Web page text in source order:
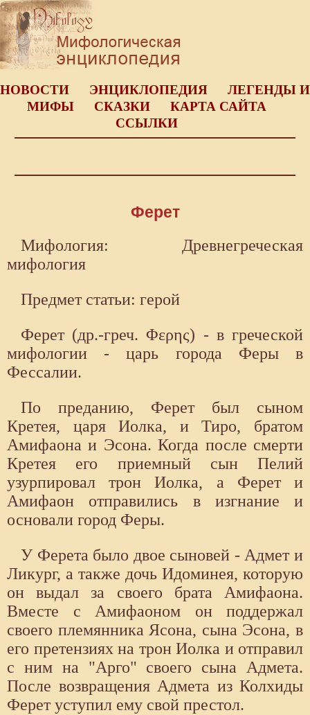
НОВОСТИ ЭНЦИКЛОПЕДИЯ
ЛЕГЕНДЫ И
МИФЫ
СКАЗКИ
КАРТА САЙТА
ССЫЛКИ
Ферет
Мифология: Древнегреческая
мифология
Предмет статьи: герой
Ферет (др.-греч. Φερης) - в греческой
мифологии - царь города Феры в
Фессалии.
По преданию, Ферет был сыном
Кретея, царя Иолка, и Тиро, братом
Амифаона и Эсона. Когда после смерти
Кретея его прием­ный сын Пелий
узурпировал трон Иолка, а Ферет и
Амифаон отправились в изгнание и
основали город Феры.
У Ферета было двое сыновей - Адмет и
Ликург, а также дочь Идоминея, которую
он выдал за своего брата Амифаона.
Вместе с Амифаоном он поддержал
своего племянника Ясона, сына Эсо­на, в
его претензиях на трон Иолка и отправил
с ним на "Арго" своего сына Адмета.
После возвращения Адмета из Колхиды
Ферет уступил ему свой престол.